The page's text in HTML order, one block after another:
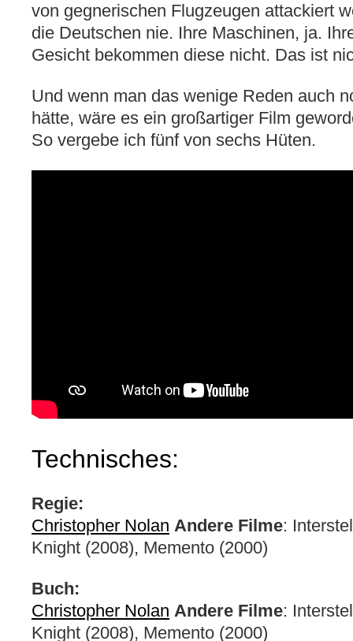
von gegnerischen Flugzeugen attackiert
die Deutschen nie. Ihre Maschinen, ja.
Gesicht bekommen diese nicht. Das ist
Und wenn man das wenige Reden auch
hätte, wäre es ein großartiger Film
So vergebe ich fünf von sechs Hüten.
Technisches:
Regie:
Christopher Nolan Andere Filme:
Knight (2008), Memento (2000)
Buch:
Christopher Nolan Andere Filme:
Knight (2008), Memento (2000)